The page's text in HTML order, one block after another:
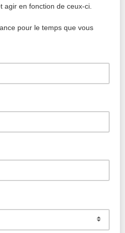
agir en fonction de ceux-ci.
pour le temps que vous